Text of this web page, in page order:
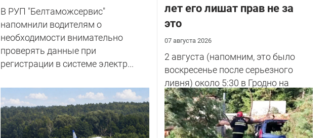
В РУП "Белтаможсервис"
напомнили водителям о
необходимости внимательно
проверять данные при
регистрации в системе электр...
лет его лишат прав не за
это
07 августа 2026
2 августа (напомним, это было
воскресенье после серьезного
ливня) около 5:30 в Гродно на
улице Советских Пограничников
у...